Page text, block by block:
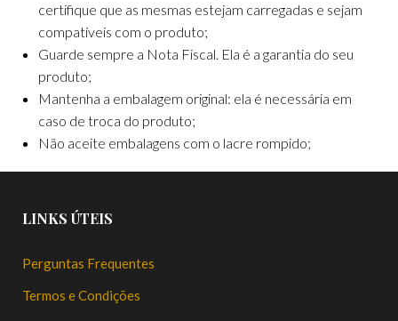
certifique que as mesmas estejam carregadas e sejam
compatíveis com o produto;
Guarde sempre a Nota Fiscal. Ela é a garantia do seu
produto;
Mantenha a embalagem original: ela é necessária em
caso de troca do produto;
Não aceite embalagens com o lacre rompido;
LINKS ÚTEIS
Perguntas Frequentes
Termos e Condições